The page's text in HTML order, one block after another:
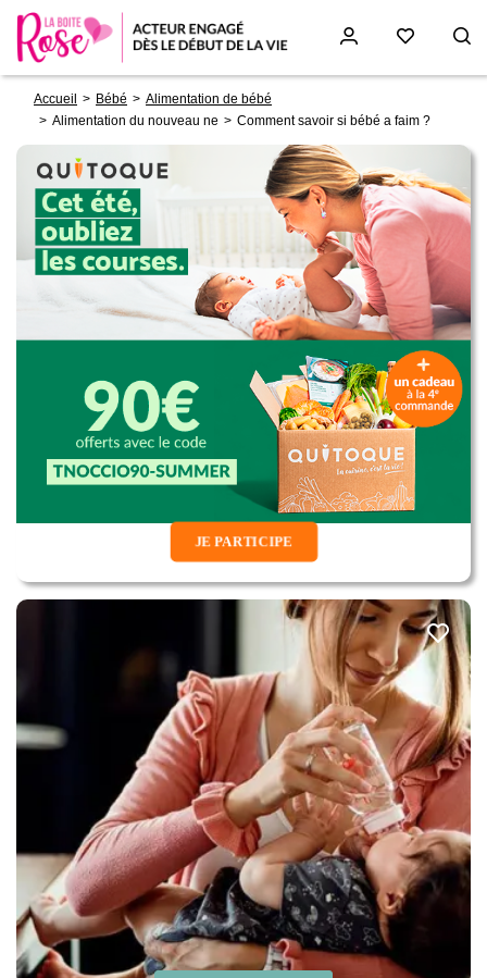
principal
d'Ariane
Accueil Bébé
Alimentation de bébé
Alimentation du nouveau ne
Comment savoir si bébé a faim ?
JE PARTICIPE